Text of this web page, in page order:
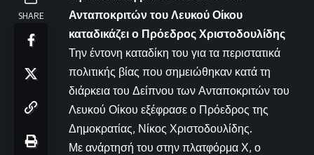
SHARE
Ανταποκριτών του Λευκού Οίκου
καταδικάζει ο Πρόεδρος Χριστοδουλίδης
Την έντονη καταδίκη του για τα περιστατικά
πολιτικής βίας που σημειώθηκαν κατά τη
διάρκεια του Δείπνου των Ανταποκριτών του
Λευκού Οίκου εξέφρασε ο Πρόεδρος της
Δημοκρατίας, Νίκος Χριστοδουλίδης.
Με ανάρτησή του στην πλατφόρμα Χ, ο